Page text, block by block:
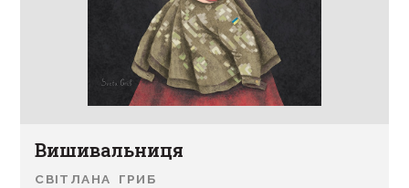
Вишивальниця
СВІТЛАНА ГРИБ